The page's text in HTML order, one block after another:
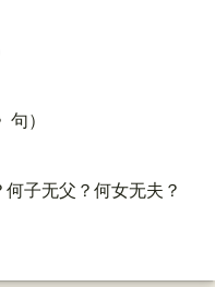
）
子无父？何女无夫？